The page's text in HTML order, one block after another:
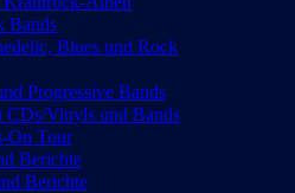
Bands
Blues und Rock
Progressive Bands
Vinyls und Bands
On Tour
Berichte
Berichte